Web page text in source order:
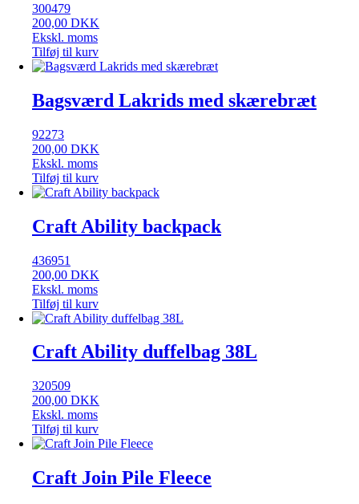
300479
200,00 DKK
Ekskl. moms
Tilføj til kurv
Bagsværd Lakrids med skærebræt
92273
200,00 DKK
Ekskl. moms
Tilføj til kurv
Craft Ability backpack
436951
200,00 DKK
Ekskl. moms
Tilføj til kurv
Craft Ability duffelbag 38L
320509
200,00 DKK
Ekskl. moms
Tilføj til kurv
Craft Join Pile Fleece